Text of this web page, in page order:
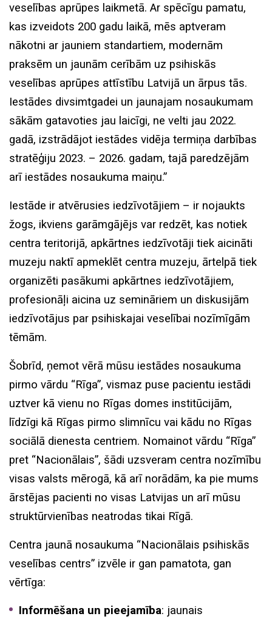
veselības aprūpes laikmetā. Ar spēcīgu pamatu,
kas izveidots 200 gadu laikā, mēs aptveram
nākotni ar jauniem standartiem, modernām
praksēm un jaunām cerībām uz psihiskās
veselības aprūpes attīstību Latvijā un ārpus tās.
Iestādes divsimtgadei un jaunajam nosaukumam
sākām gatavoties jau laicīgi, ne velti jau 2022.
gadā, izstrādājot iestādes vidēja termiņa darbības
stratēģiju 2023. – 2026. gadam, tajā paredzējām
arī iestādes nosaukuma maiņu.”
Iestāde ir atvērusies iedzīvotājiem – ir nojaukts
žogs, ikviens garāmgājējs var redzēt, kas notiek
centra teritorijā, apkārtnes iedzīvotāji tiek aicināti
muzeju naktī apmeklēt centra muzeju, ārtelpā tiek
organizēti pasākumi apkārtnes iedzīvotājiem,
profesionāļi aicina uz semināriem un diskusijām
iedzīvotājus par psihiskajai veselībai nozīmīgām
tēmām.
Šobrīd, ņemot vērā mūsu iestādes nosaukuma
pirmo vārdu “Rīga”, vismaz puse pacientu iestādi
uztver kā vienu no Rīgas domes institūcijām,
līdzīgi kā Rīgas pirmo slimnīcu vai kādu no Rīgas
sociālā dienesta centriem. Nomainot vārdu “Rīga”
pret “Nacionālais”, šādi uzsveram centra nozīmību
visas valsts mērogā, kā arī norādām, ka pie mums
ārstējas pacienti no visas Latvijas un arī mūsu
struktūrvienības neatrodas tikai Rīgā.
Centra jaunā nosaukuma “Nacionālais psihiskās
veselības centrs” izvēle ir gan pamatota, gan
vērtīga:
Informēšana un pieejamība: jaunais